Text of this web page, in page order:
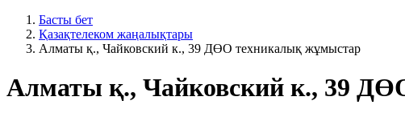
Басты бет
Қазақтелеком жаңалықтары
Алматы қ., Чайковский к., 39 ДӨО техникалық жұмыстар
Алматы қ., Чайковский к., 39